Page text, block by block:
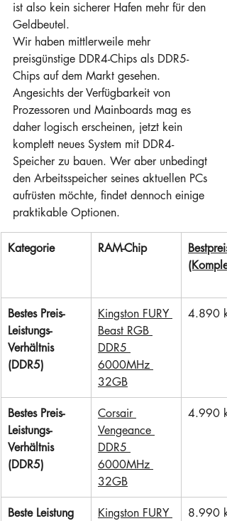
ist also kein sicherer Hafen mehr für den
Geldbeutel.
Wir haben mittlerweile mehr
preisgünstige DDR4-Chips als DDR5-
Chips auf dem Markt gesehen.
Angesichts der Verfügbarkeit von
Prozessoren und Mainboards mag es
daher logisch erscheinen, jetzt kein
komplett neues System mit DDR4-
Speicher zu bauen. Wer aber unbedingt
den Arbeitsspeicher seines aktuellen PCs
aufrüsten möchte, findet dennoch einige
praktikable Optionen.
Kategorie RAM-Chip
Bestpreis
Bestes Preis-
Leistungs-
Verhältnis
(DDR5)
Kingston FURY
Beast RGB
DDR5
6000MHz
32GB
4.890 kr
Bestes Preis-
Leistungs-
Verhältnis
(DDR5)
Corsair
Vengeance
DDR5
6000MHz
32GB
4.990 kr
Beste Leistung
Kingston FURY
8.990 kr